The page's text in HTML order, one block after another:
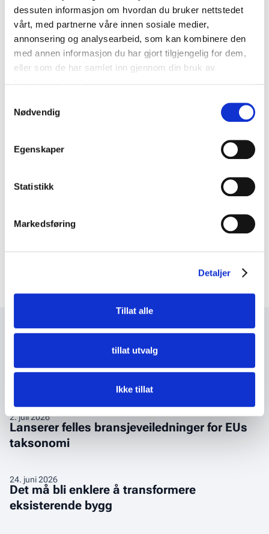
dessuten informasjon om hvordan du bruker nettstedet
vårt, med partnerne våre innen sosiale medier,
annonsering og analysearbeid, som kan kombinere den
med annen informasjon du har gjort tilgjengelig for dem,
eller som de har samlet inn gjennom din bruk av
Nødvendig
Egenskaper
Statistikk
Markedsføring
Detaljer
Tillat alle
tillat utvalg
Ikke tillat
veilederen
Bærekraftig areal- og transportplanlegging
Last
ned
Bærekraftstrategi
Last
ned
Last
Last
Bygg21-
og
rapporter.
Digital eiendomsledelse – bestillerkompetanse BIM
her
veilederen
Relevant innhold
2.juli 2026
Lanserer felles bransjeveiledninger for EUs
taksonomi
Lanserer
felles
bransjeveiledninger
taksonomi
24. juni 2026
Det må bli enklere å transformere
eksisterende bygg
Det
må
bli